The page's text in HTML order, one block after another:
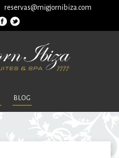
reservas@migjornibiza.com
BLOG